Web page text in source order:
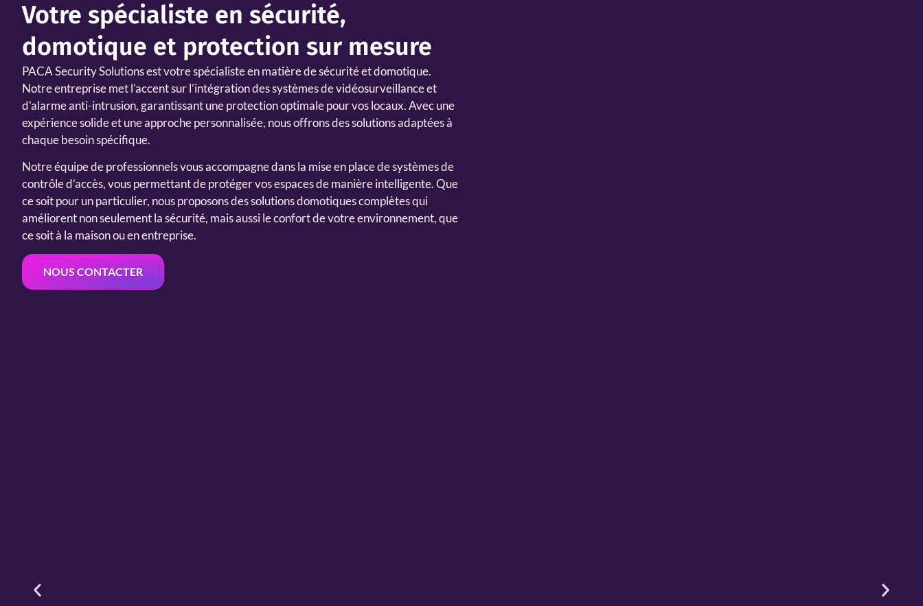
Votre spécialiste en sécurité,
domotique et protection sur mesure
PACA Security Solutionsest votre spécialiste en matière de sécurité et domotique.
Notre entreprise met l’accent sur l’intégration des systèmes de vidéosurveillance et
d’alarme anti-intrusion, garantissant une protection optimale pour vos locaux. Avec une
expérience solide et une approche personnalisée, nous offrons des solutions adaptées à
chaque besoin spécifique.
Notre équipe de professionnels vous accompagne dans la mise en place de systèmes de
contrôle d’accès, vous permettant de protéger vos espaces de manière intelligente. Que
ce soit pour un particulier, nous proposons des solutions domotiques complètes qui
améliorent non seulement la sécurité, mais aussi le confort de votre environnement, que
ce soit à la maison ou en entreprise.
NOUS CONTACTER